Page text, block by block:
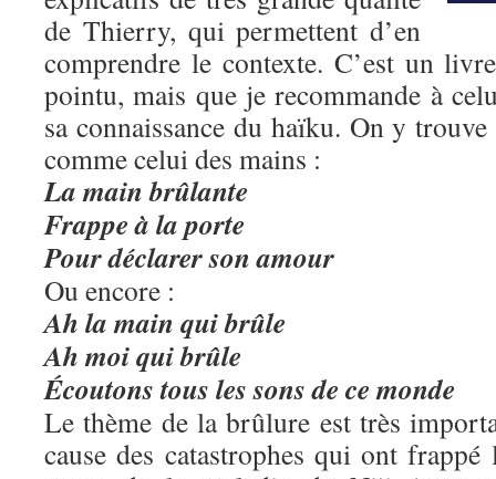
de Thierry, qui permettent d’en
comprendre le contexte. C’est un
pointu, mais que je recommande à
sa connaissance du haïku. On y
comme celui des mains :
La main brûlante
Frappe à la porte
Pour déclarer son amour
Ou encore :
Ah la main qui brûle
Ah moi qui brûle
Écoutons tous les sons de ce monde
Le thème de la brûlure est très
cause des catastrophes qui ont